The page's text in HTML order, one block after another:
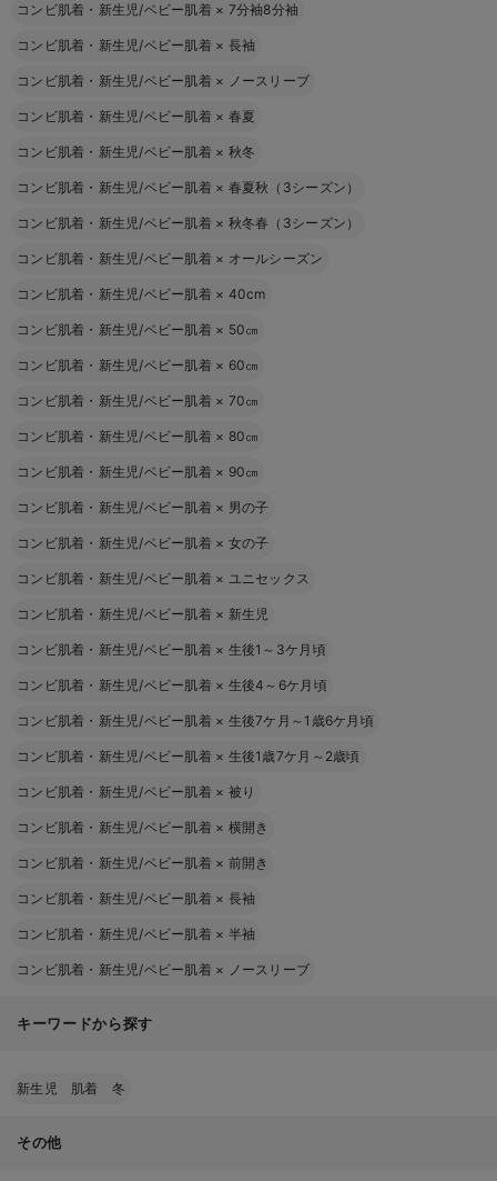
コンビ肌着・新生児/ベビー肌着 × 7分袖8分袖
コンビ肌着・新生児/ベビー肌着 × 長袖
コンビ肌着・新生児/ベビー肌着 × ノースリーブ
コンビ肌着・新生児/ベビー肌着 × 春夏
コンビ肌着・新生児/ベビー肌着 × 秋冬
コンビ肌着・新生児/ベビー肌着 × 春夏秋（3シーズン）
コンビ肌着・新生児/ベビー肌着 × 秋冬春（3シーズン）
コンビ肌着・新生児/ベビー肌着 × オールシーズン
コンビ肌着・新生児/ベビー肌着 × 40cm
コンビ肌着・新生児/ベビー肌着 × 50㎝
コンビ肌着・新生児/ベビー肌着 × 60㎝
コンビ肌着・新生児/ベビー肌着 × 70㎝
コンビ肌着・新生児/ベビー肌着 × 80㎝
コンビ肌着・新生児/ベビー肌着 × 90㎝
コンビ肌着・新生児/ベビー肌着 × 男の子
コンビ肌着・新生児/ベビー肌着 × 女の子
コンビ肌着・新生児/ベビー肌着 × ユニセックス
コンビ肌着・新生児/ベビー肌着 × 新生児
コンビ肌着・新生児/ベビー肌着 × 生後1～3ケ月頃
コンビ肌着・新生児/ベビー肌着 × 生後4～6ケ月頃
コンビ肌着・新生児/ベビー肌着 × 生後7ケ月～1歳6ケ月頃
コンビ肌着・新生児/ベビー肌着 × 生後1歳7ケ月～2歳頃
コンビ肌着・新生児/ベビー肌着 × 被り
コンビ肌着・新生児/ベビー肌着 × 横開き
コンビ肌着・新生児/ベビー肌着 × 前開き
コンビ肌着・新生児/ベビー肌着 × 長袖
コンビ肌着・新生児/ベビー肌着 × 半袖
コンビ肌着・新生児/ベビー肌着 × ノースリーブ
キーワードから探す
新生児 肌着 冬
その他